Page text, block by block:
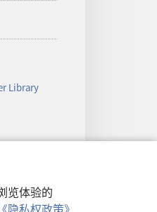
览体验的
《隐私权政策》
Library